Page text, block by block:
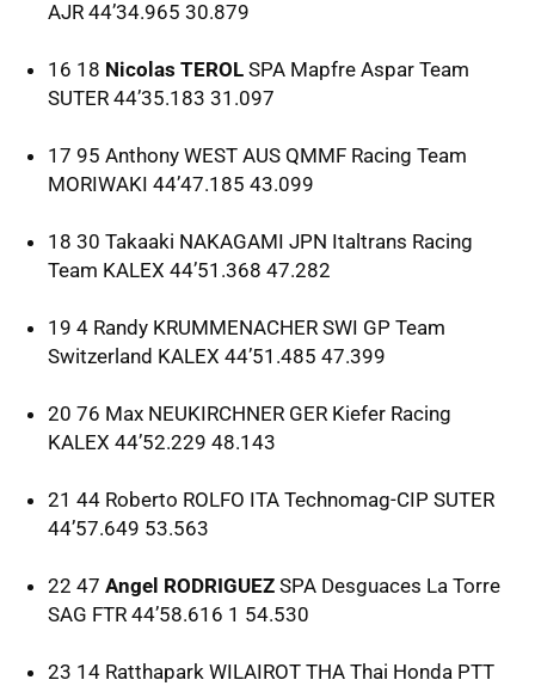
AJR 44’34.965 30.879
16 18 Nicolas TEROL SPA Mapfre Aspar Team
SUTER 44’35.183 31.097
17 95 Anthony WEST AUS QMMF Racing Team
MORIWAKI 44’47.185 43.099
18 30 Takaaki NAKAGAMI JPN Italtrans Racing
Team KALEX 44’51.368 47.282
19 4 Randy KRUMMENACHER SWI GP Team
Switzerland KALEX 44’51.485 47.399
20 76 Max NEUKIRCHNER GER Kiefer Racing
KALEX 44’52.229 48.143
21 44 Roberto ROLFO ITA Technomag-CIP SUTER
44’57.649 53.563
22 47 Angel RODRIGUEZ SPA Desguaces La Torre
SAG FTR 44’58.616 1 54.530
23 14 Ratthapark WILAIROT THA Thai Honda PTT